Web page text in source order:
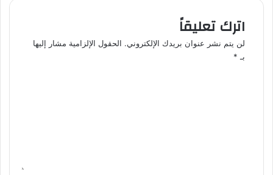
ب
ة
ج
اترك تعليقاً
لن يتم نشر عنوان بريدك الإلكتروني. الحقول الإلزامية مشار إليها
بـ *